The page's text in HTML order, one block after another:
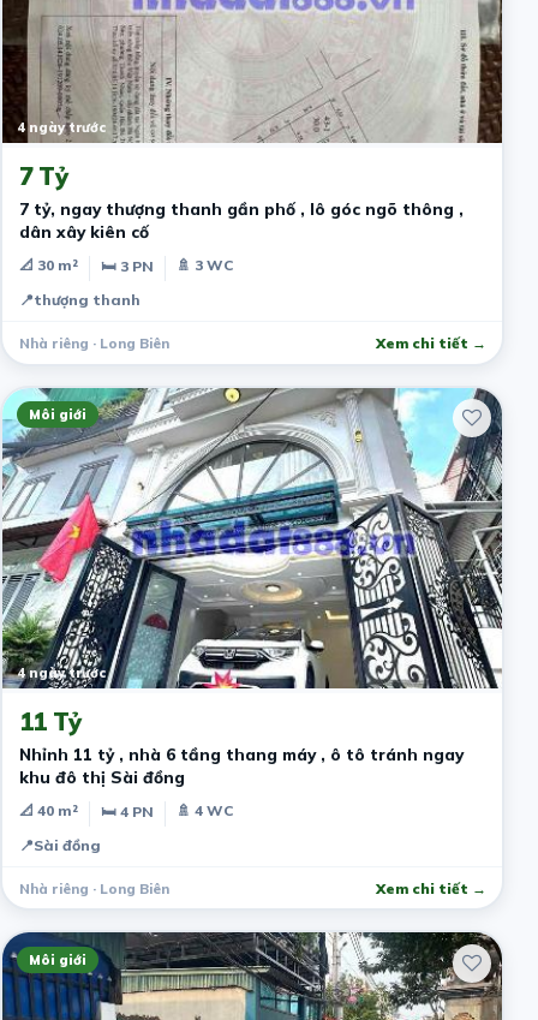
4 ngày trước
7 Tỷ
7 tỷ, ngay thượng thanh gần phố , lô góc ngõ thông ,
dân xây kiên cố
📐 30 m² 🛏 3 PN
🚿 3 WC
📍thượng thanh
Nhà riêng · Long Biên Xem chi tiết →
Môi giới
4 ngày trước
11 Tỷ
Nhỉnh 11 tỷ , nhà 6 tầng thang máy , ô tô tránh ngay
khu đô thị Sài đồng
📐 40 m² 🛏 4 PN
🚿 4 WC
📍Sài đồng
Nhà riêng · Long Biên Xem chi tiết →
Môi giới